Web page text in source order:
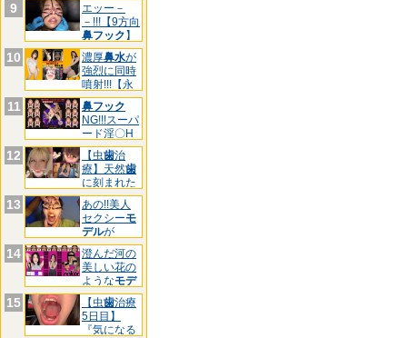
9
エッー－
－!!!【9方向
鼻フック 】
マ
10 濃厚鼻水が
強烈に同時
噴射!!!【永
久
11
鼻フック
NG!!!スーパ
ード淫〇H
お
12 【虫歯治
療】天然歯
に刻まれた
黒印‼ゆ
13
あの!!美人
セクシーモ
デルが
&quo
14
澄んだ河の
美しい花の
ようなモデ
ル様!
15 【虫歯治療
5日目】
『気になる